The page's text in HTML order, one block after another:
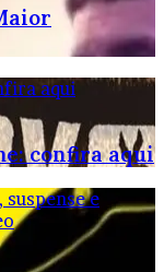
aqui
confira aqui
e